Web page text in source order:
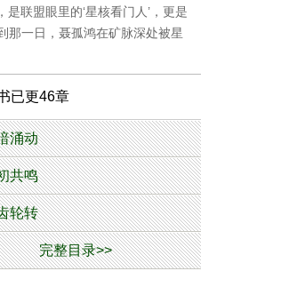
盟眼里的‘星核看门人’，更是
那一日，聂孤鸿在矿脉深处被星
已更46章
涌动
共鸣
轮转
完整目录>>